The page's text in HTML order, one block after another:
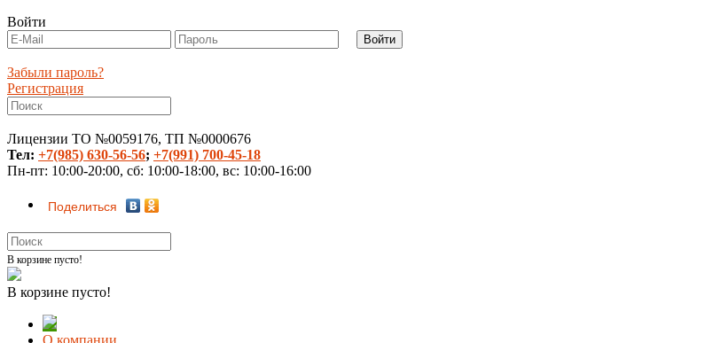
Войти
Забыли пароль?
Регистрация
Лицензии ТО №0059176, ТП №0000676
Тел: +7(985) 630-56-56; +7(991) 700-45-18
Пн-пт: 10:00-20:00, сб: 10:00-18:00, вс: 10:00-16:00
Поделиться
В корзине пусто!
В корзине пусто!
О компании